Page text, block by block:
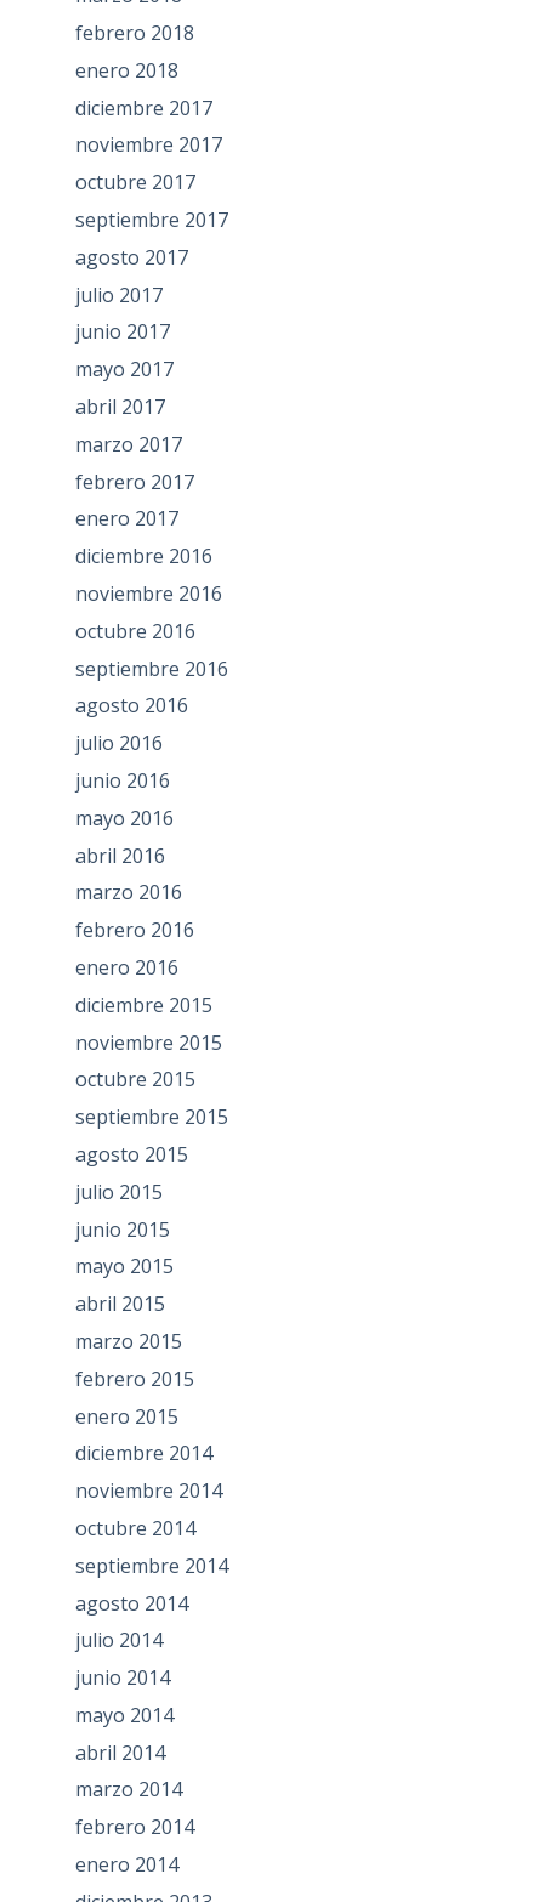
febrero 2018
enero 2018
diciembre 2017
noviembre 2017
octubre 2017
septiembre 2017
agosto 2017
julio 2017
junio 2017
mayo 2017
abril 2017
marzo 2017
febrero 2017
enero 2017
diciembre 2016
noviembre 2016
octubre 2016
septiembre 2016
agosto 2016
julio 2016
junio 2016
mayo 2016
abril 2016
marzo 2016
febrero 2016
enero 2016
diciembre 2015
noviembre 2015
octubre 2015
septiembre 2015
agosto 2015
julio 2015
junio 2015
mayo 2015
abril 2015
marzo 2015
febrero 2015
enero 2015
diciembre 2014
noviembre 2014
octubre 2014
septiembre 2014
agosto 2014
julio 2014
junio 2014
mayo 2014
abril 2014
marzo 2014
febrero 2014
enero 2014